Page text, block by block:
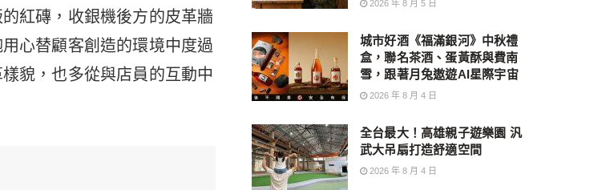
紅磚，收銀機後方的皮革牆
心替顧客創造的環境中度過
貌，也多從與店員的互動中
2026 年 8 月 5 日
城市好酒《福滿銀河》中秋禮
盒，聯名茶酒、蛋黃酥與費南
雪，跟著月兔遨遊AI星際宇宙
2026 年 8 月 4 日
全台最大！高雄親子遊樂園 汎
武大吊扇打造舒適空間
2026 年 8 月 4 日